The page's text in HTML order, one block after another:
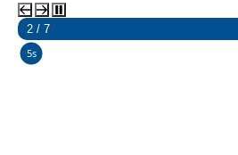
2 / 7
5s